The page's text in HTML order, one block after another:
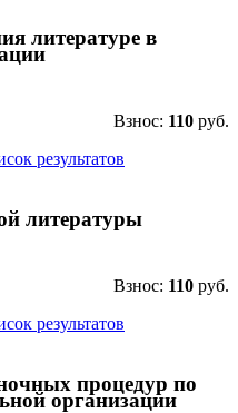
литературе в
Взнос: 110 руб.
результатов
литературы
Взнос: 110 руб.
результатов
процедур по
организации